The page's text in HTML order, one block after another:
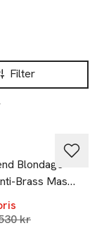
Filter
Blondage
Brass Mask
pris 30
kr